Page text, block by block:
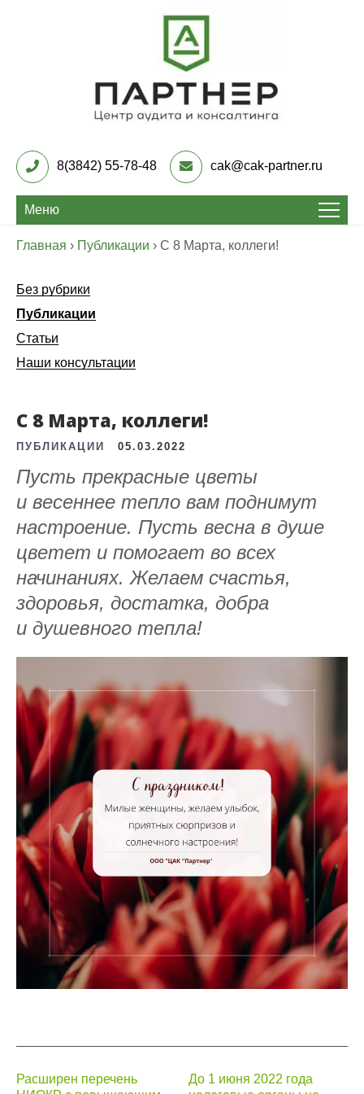
Центр Аудита и
консалтинга «Партнер»
8(3842) 55-78-48 cak@cak-partner.ru
Меню
Главная › Публикации › С 8 Марта, коллеги!
Без рубрики
Публикации
Статьи
Наши консультации
С 8 Марта, коллеги!
ПУБЛИКАЦИИ 05.03.2022
Пусть прекрасные цветы
и весеннее тепло вам поднимут
настроение. Пусть весна в душе
цветет и помогает во всех
начинаниях. Желаем счастья,
здоровья, достатка, добра
и душевного тепла!
Навигация
Расширен перечень
До 1 июня 2022 года